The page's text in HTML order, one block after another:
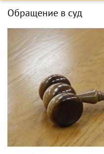
Обращение в суд